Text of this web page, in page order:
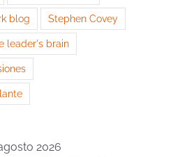
blog Stephen Covey
leader's brain
2026